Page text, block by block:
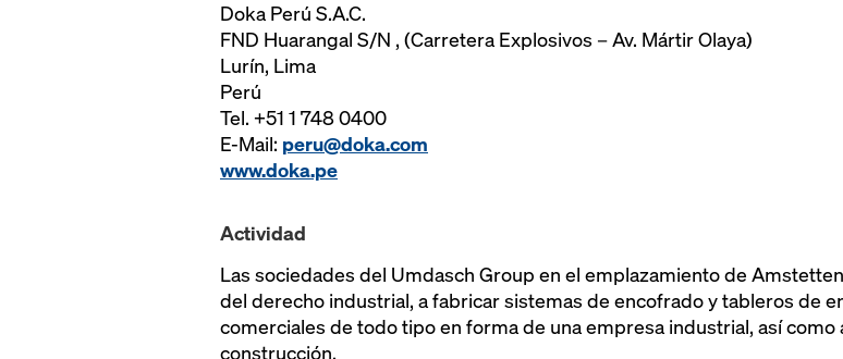
Doka Perú S.A.C.
FND Huarangal S/N , (Carretera Explosivos – Av. Mártir Olaya)
Lurín, Lima
Perú
Tel. +51 1 748 0400
E-Mail: peru@doka.com
www.doka.pe
Actividad
Las sociedades del Umdasch Group en el emplazamiento de
del derecho industrial, a fabricar sistemas de encofrado y tableros de
comerciales de todo tipo en forma de una empresa industrial, así
construcción.